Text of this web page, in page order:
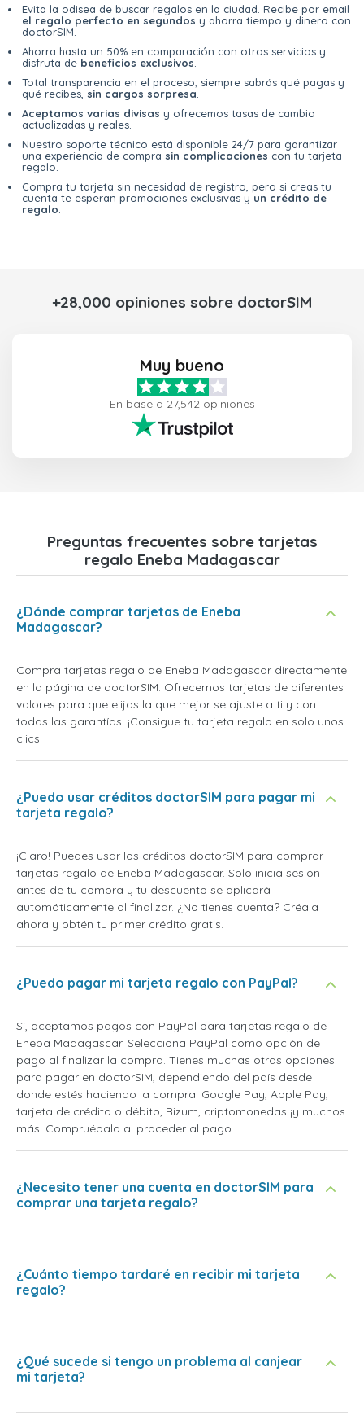
Evita la odisea de buscar regalos en la ciudad. Recibe por email
el regalo perfecto en segundos y ahorra tiempo y dinero con
doctorSIM.
Ahorra hasta un 50% en comparación con otros servicios y
disfruta de beneficios exclusivos
Total transparencia en el proceso; siempre sabrás qué pagas y
qué recibes, sin cargos sorpresa
Aceptamos varias divisas y ofrecemos tasas de cambio
actualizadas y reales.
Nuestro soporte técnico está disponible 24/7 para garantizar
una experiencia de compra sin complicaciones con tu tarjeta
regalo.
Compra tu tarjeta sin necesidad de registro, pero si creas tu
cuenta te esperan promociones exclusivas y un crédito de
regalo
+28,000 opiniones sobre doctorSIM
Muy bueno
En base a 27,542 opiniones
Preguntas frecuentes sobre tarjetas
regalo Eneba Madagascar
¿Dónde comprar tarjetas de Eneba
Madagascar?
Compra tarjetas regalo de Eneba Madagascar directamente
en la página de doctorSIM. Ofrecemos tarjetas de diferentes
valores para que elijas la que mejor se ajuste a ti y con
todas las garantías. ¡Consigue tu tarjeta regalo en solo unos
clics!
¿Puedo usar créditos doctorSIM para pagar mi
tarjeta regalo?
¡Claro! Puedes usar los créditos doctorSIM para comprar
tarjetas regalo de Eneba Madagascar. Solo inicia sesión
antes de tu compra y tu descuento se aplicará
automáticamente al finalizar. ¿No tienes cuenta? Créala
ahora y obtén tu primer crédito gratis.
¿Puedo pagar mi tarjeta regalo con PayPal?
Sí, aceptamos pagos con PayPal para tarjetas regalo de
Eneba Madagascar. Selecciona PayPal como opción de
pago al finalizar la compra. Tienes muchas otras opciones
para pagar en doctorSIM, dependiendo del país desde
donde estés haciendo la compra: Google Pay, Apple Pay,
tarjeta de crédito o débito, Bizum, criptomonedas ¡y muchos
más! Compruébalo al proceder al pago.
¿Necesito tener una cuenta en doctorSIM para
comprar una tarjeta regalo?
¿Cuánto tiempo tardaré en recibir mi tarjeta
regalo?
¿Qué sucede si tengo un problema al canjear
mi tarjeta?